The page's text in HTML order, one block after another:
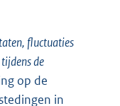
fluctuaties
de
op de
in